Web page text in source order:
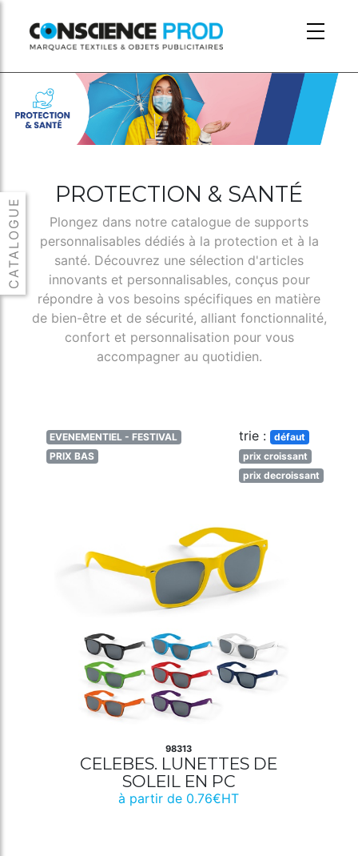
PROTECTION & SANTÉ
Plongez dans notre catalogue de supports
personnalisables dédiés à la protection et à la
santé. Découvrez une sélection d'articles
innovants et personnalisables, conçus pour
répondre à vos besoins spécifiques en matière
de bien-être et de sécurité, alliant fonctionnalité,
confort et personnalisation pour vous
accompagner au quotidien.
EVENEMENTIEL - FESTIVAL
PRIX BAS
trie : défaut
prix croissant
prix decroissant
98313
CELEBES. LUNETTES DE
SOLEIL EN PC
à partir de 0.76€HT